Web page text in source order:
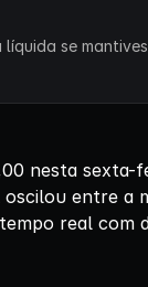
se
nesta
entre a
real com